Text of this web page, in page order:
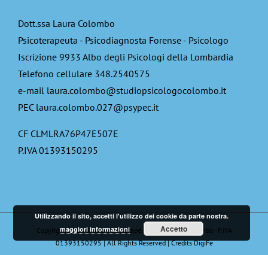
Dott.ssa Laura Colombo
Psicoterapeuta - Psicodiagnosta Forense - Psicologo
Iscrizione 9933 Albo degli Psicologi della Lombardia
Telefono cellulare 348.2540575
e-mail laura.colombo@studiopsicologocolombo.it
PEC laura.colombo.027@psypec.it
CF CLMLRA76P47E507E
P.IVA 01393150295
Copyright 2018 Studio Psicoterapeuta Dott.Laura Colombo - P.IVA
01393150295 | All Rights Reserved | CreditsDigiFe
Utilizzando il sito, accetti l'utilizzo dei cookie da parte nostra.
maggiori informazioni
Accetto